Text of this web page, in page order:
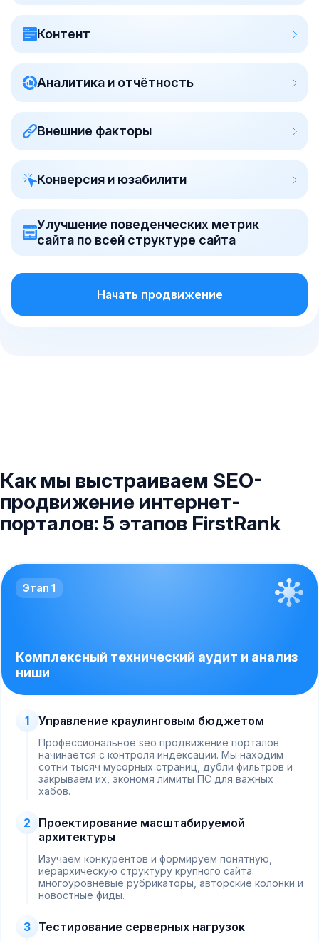
Контент
Аналитика и отчётность
Внешние факторы
Конверсия и юзабилити
Улучшение поведенческих метрик
сайта по всей структуре сайта
Начать продвижение
Как мы выстраиваем SEO-
продвижение интернет-
порталов: 5 этапов FirstRank
Этап 1
Комплексный технический аудит и анализ
ниши
1 Управление краулинговым бюджетом
Профессиональное seo продвижение порталов
начинается с контроля индексации. Мы находим
сотни тысяч мусорных страниц, дубли фильтров и
закрываем их, экономя лимиты ПС для важных
хабов.
2
Проектирование масштабируемой
архитектуры
Изучаем конкурентов и формируем понятную,
иерархическую структуру крупного сайта:
многоуровневые рубрикаторы, авторские колонки и
новостные фиды.
3 Тестирование серверных нагрузок